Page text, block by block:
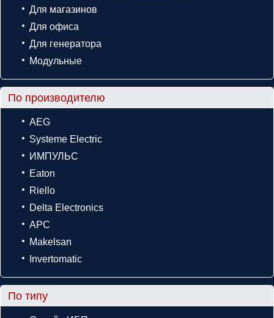
Для магазинов
Для офиса
Для генератора
Модульные
По производителю
AEG
Systeme Electric
ИМПУЛЬС
Eaton
Riello
Delta Electronics
APC
Makelsan
Invertomatic
По типу